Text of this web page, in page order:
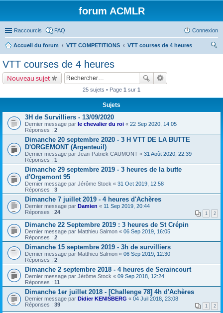
forum ACMLR
Raccourcis FAQ Connexion
Accueil du forum VTT COMPETITIONS
VTT courses de 4 heures
VTT courses de 4 heures
Nouveau sujet
25 sujets • Page 1 sur 1
Sujets
3H de Survilliers - 13/09/2020
Dernier message par le chevalier du roi « 22 Sep 2020, 14:05
Réponses : 2
Dimanche 20 septembre 2020 - 3 H VTT DE LA BUTTE
D'ORGEMONT (Argenteuil)
Dernier message par Jean-Patrick CAUMONT « 31 Août 2020, 22:39
Réponses : 1
Dimanche 29 septembre 2019 - 3 heures de la butte
d'Orgemont 95
Dernier message par Jérôme Stock « 31 Oct 2019, 12:58
Réponses : 3
Dimanche 7 juillet 2019 - 4 heures d'Achères
Dernier message par Damien « 11 Sep 2019, 20:44
Réponses : 24 1 2
Dimanche 22 Septembre 2019 : 3 heures de St Crépin
Dernier message par Matthieu Salmon « 06 Sep 2019, 16:05
Réponses : 2
Dimanche 15 septembre 2019 - 3h de survilliers
Dernier message par Matthieu Salmon « 06 Sep 2019, 12:30
Réponses : 2
Dimanche 2 septembre 2018 - 4 heures de Seraincourt
Dernier message par Jérôme Stock « 09 Sep 2018, 12:24
Réponses : 11
Dimanche 1er juillet 2018 - [Challenge 78] 4h d'Achères
Dernier message par Didier KENISBERG « 04 Juil 2018, 23:08
Réponses : 39 1 2